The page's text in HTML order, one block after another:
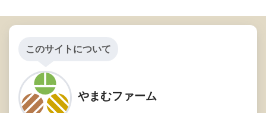
このサイトについて
やまむファーム